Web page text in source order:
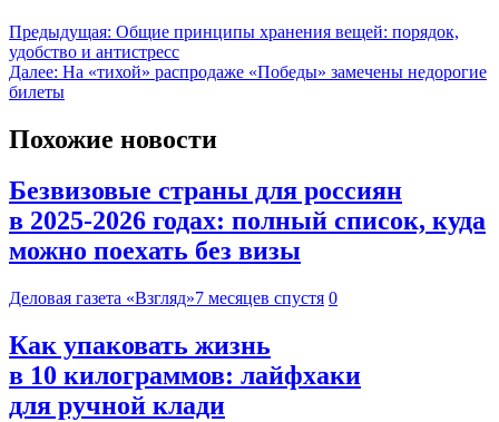
Предыдущая: Общие принципы хранения вещей: порядок,
удобство и антистресс
Далее: На «тихой» распродаже «Победы» замечены недорогие
билеты
Похожие новости
Безвизовые страны для россиян
в 2025-2026 годах: полный список, куда
можно поехать без визы
Деловая газета «Взгляд»7 месяцев спустя 0
Как упаковать жизнь
в 10 килограммов: лайфхаки
для ручной клади